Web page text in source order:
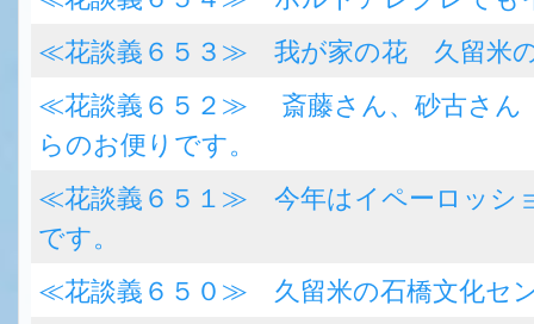
≪花談義６５３≫ 我が家の花 久留米
≪花談義６５２≫ 斎藤さん、砂古さん
らのお便りです。
≪花談義６５１≫ 今年はイペーロッシ
です。
≪花談義６５０≫ 久留米の石橋文化セ